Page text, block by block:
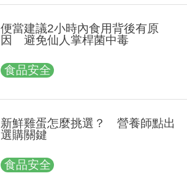
便當建議2小時內食用背後有原
因 避免仙人掌桿菌中毒
食品安全
新鮮雞蛋怎麼挑選？ 營養師點出
選購關鍵
食品安全